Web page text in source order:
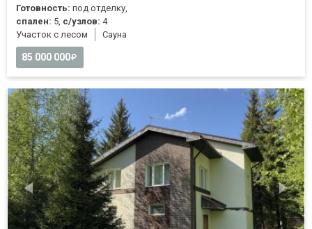
Готовность: под отделку,
спален: 5, с/узлов: 4
Участок с лесом
Cауна
85 000 000